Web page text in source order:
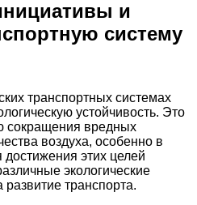
и
систему
транспортных системах
устойчивость. Это
сокращения вредных
воздуха, особенно в
этих целей
экологические
транспорта.